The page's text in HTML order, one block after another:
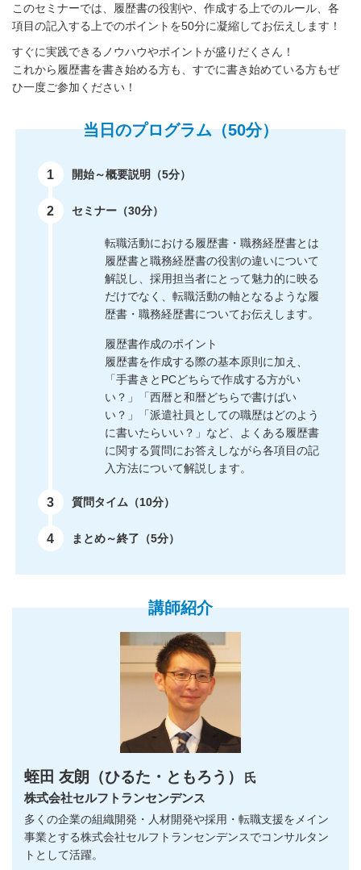
このセミナーでは、履歴書の役割や、作成する上でのルール、 各
項目の記入する上でのポイントを50分に凝縮してお伝えします！
すぐに実践できるノウハウやポイントが盛りだくさん！
これから履歴書を書き始める方も、すでに書き始めている方もぜ
ひ一度ご参加ください！
当日のプログラム（50分）
1 開始～概要説明（5分）
2 セミナー（30分）
転職活動における履歴書・職務経歴書とは
履歴書と職務経歴書の役割の違いについて
解説し、採用担当者にとって魅力的に映る
だけでなく、転職活動の軸となるような履
歴書・職務経歴書についてお伝えします。
履歴書作成のポイント
履歴書を作成する際の基本原則に加え、
「手書きとPCどちらで作成する方がい
い？」「西暦と和暦どちらで書けばい
い？」「派遣社員としての職歴はどのよう
に書いたらいい？」など、よくある履歴書
に関する質問にお答えしながら各項目の記
入方法について解説します。
3 質問タイム（10分）
4 まとめ～終了（5分）
講師紹介
蛭田 友朗（ひるた・ともろう）
氏
株式会社セルフトランセンデンス
多くの企業の組織開発・人材開発や採用・転職支援をメイン
事業とする株式会社セルフトランセンデンスでコンサルタン
トとして活躍。